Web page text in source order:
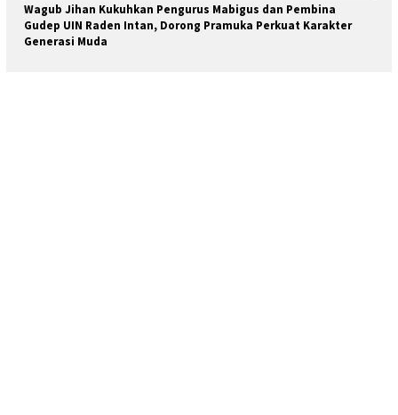
Wagub Jihan Kukuhkan Pengurus Mabigus dan Pembina
Gudep UIN Raden Intan, Dorong Pramuka Perkuat Karakter
Generasi Muda